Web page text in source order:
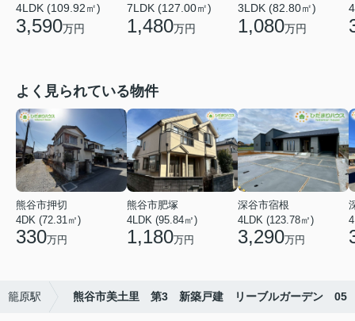
4LDK (109.92㎡)
3,590万円
7LDK (127.00㎡)
1,480万円
3LDK (82.80㎡)
1,080万円
よく見られている物件
熊谷市押切
4DK (72.31㎡)
330万円
熊谷市肥塚
4LDK (95.84㎡)
1,180万円
深谷市宿根
4LDK (123.78㎡)
3,290万円
籠原駅 熊谷市美土里 第3 新築戸建 リーブルガーデン 05